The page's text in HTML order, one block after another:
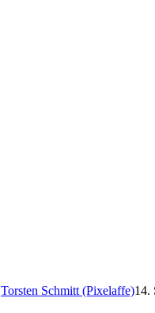
Torsten Schmitt (Pixelaffe)14.